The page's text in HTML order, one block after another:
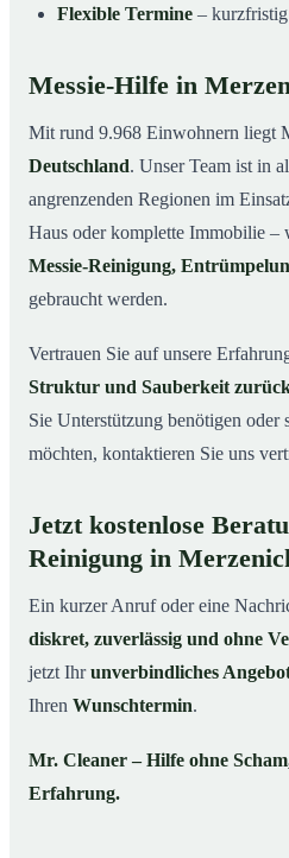
Flexible Termine – kurzfristig
Messie-Hilfe in
Mit rund 9.968 Einwohnern liegt
Deutschland. Unser Team ist in
angrenzenden Regionen im
Haus oder komplette Immobilie
Messie-Reinigung,
gebraucht werden.
Vertrauen Sie auf unsere
Struktur und Sauberkeit
Sie Unterstützung benötigen oder
möchten, kontaktieren Sie uns
Jetzt kostenlose
Reinigung in
Ein kurzer Anruf oder eine
diskret, zuverlässig und ohne
jetzt Ihrunverbindliches
Ihren Wunschtermin.
Mr. Cleaner – Hilfe ohne
Erfahrung.